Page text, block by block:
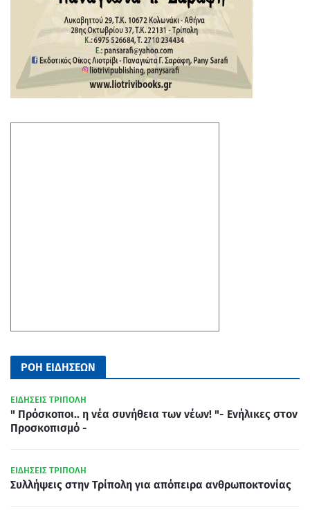
ΡΟΗ ΕΙΔΗΣΕΩΝ
ΕΙΔΗΣΕΙΣ ΤΡΙΠΟΛΗ
" Πρόσκοποι.. η νέα συνήθεια των νέων! "- Ενήλικες στον
Προσκοπισμό -
ΕΙΔΗΣΕΙΣ ΤΡΙΠΟΛΗ
Συλλήψεις στην Τρίπολη για απόπειρα ανθρωποκτονίας